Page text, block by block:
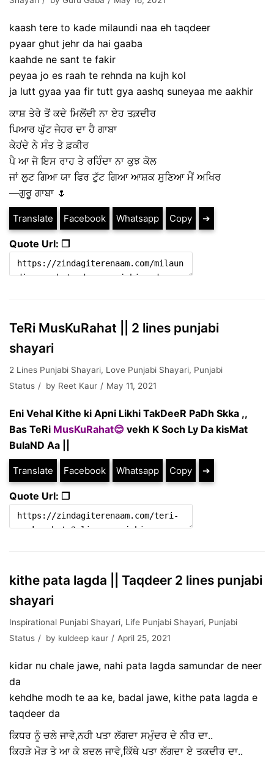
kaash tere to kade milaundi naa eh taqdeer
pyaar ghut jehr da hai gaaba
kaahde ne sant te fakir
peyaa jo es raah te rehnda na kujh kol
ja lutt gyaa yaa fir tutt gya aashq suneyaa me aakhir
ਕਾਸ਼ ਤੇਰੇ ਤੋਂ ਕਦੇ‌ ਮਿਲੋਂਦੀ ਨਾ ਏਹ ਤਕ਼ਦੀਰ
ਪਿਆਰ ਘੁੱਟ ਜੇਹਰ ਦਾ ਹੈ ਗਾਬਾ
ਕੇਹਂਦੇ ਨੇ ਸੰਤ ਤੇ ਫ਼ਕੀਰ
ਪੈ ਆ ਜੋ ਇਸ ਰਾਹ ਤੇ ਰਹਿੰਦਾ ਨਾ ਕੁਝ ਕੋਲ
ਜਾਂ ਲੁਟ ਗਿਆ ਯਾ ਫਿਰ ਟੁੱਟ ਗਿਆ ਆਸ਼ਕ ਸੁਣਿਆ ਮੈਂ ਅਖਿਰ
—ਗੁਰੂ ਗਾਬਾ 🌷
Translate Facebook Whatsapp Copy ➔
Quote Url: ❐
TeRi MusKuRahat || 2 lines punjabi
shayari
2 Lines Punjabi Shayari, Love Punjabi Shayari, Punjabi
Status
by Reet Kaur May 11, 2021
Eni Vehal Kithe ki Apni Likhi TakDeeR PaDh Skka ,,
Bas TeRi MusKuRahat😊 vekh K Soch Ly Da kisMat
BulaND Aa ||
Translate Facebook Whatsapp Copy ➔
Quote Url: ❐
kithe pata lagda || Taqdeer 2 lines punjabi
shayari
Inspirational Punjabi Shayari, Life Punjabi Shayari, Punjabi
Status
by kuldeep kaur April 25, 2021
kidar nu chale jawe, nahi pata lagda samundar de neer
da
kehdhe modh te aa ke, badal jawe, kithe pata lagda e
taqdeer da
ਕਿਧਰ ਨੂੰ ਚਲੇ ਜਾਵੇ,ਨਹੀ ਪਤਾ ਲੱਗਦਾ ਸਮੁੰਦਰ ਦੇ ਨੀਰ ਦਾ..
ਕਿਹੜੇ ਮੋੜ ਤੇ ਆ ਕੇ ਬਦਲ ਜਾਵੇ,ਕਿੱਥੇ ਪਤਾ ਲੱਗਦਾ ਏ ਤਕਦੀਰ ਦਾ..